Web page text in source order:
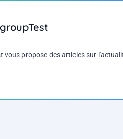
vous propose des articles sur